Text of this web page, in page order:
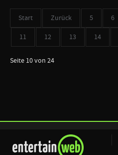
Start Zurück 5 6
11 12 13 14
Seite 10 von 24